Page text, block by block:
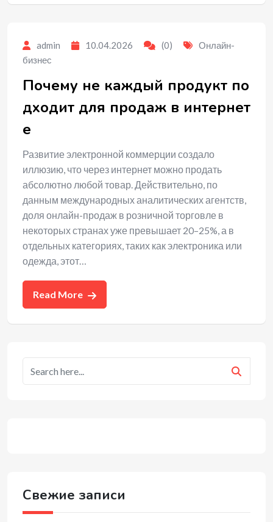
admin 10.04.2026 (0)
Онлайн-
бизнес
Почему не каждый продукт по
дходит для продаж в интернет
е
Развитие электронной коммерции создало
иллюзию, что через интернет можно продать
абсолютно любой товар. Действительно, по
данным международных аналитических агентств,
доля онлайн-продаж в розничной торговле в
некоторых странах уже превышает 20–25%, а в
отдельных категориях, таких как электроника или
одежда, этот…
Read More
Свежие записи